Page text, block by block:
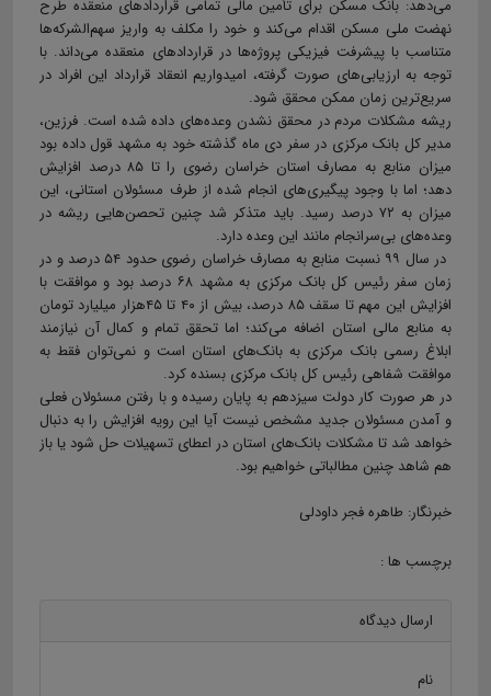
می‌دهد: بانک مسکن برای تأمین مالی تمامی قراردادهای منعقده طرح
نهضت ملی مسکن اقدام می‌کند و خود را مکلف به واریز سهم‌الشرکه‌ها
متناسب با پیشرفت فیزیکی پروژه‌ها در قراردادهای منعقده می‌داند. با
توجه به ارزیابی‌های صورت گرفته، امیدواریم انعقاد قرارداد این افراد در
سریع‌ترین زمان ممکن محقق شود.
ریشه مشکلات مردم در محقق نشدن وعده‌های داده شده است. فرزین،
مدیر کل بانک مرکزی در سفر دی ماه گذشته خود به مشهد قول داده بود
میزان منابع به مصارف استان خراسان رضوی را تا ۸۵ درصد افزایش
دهد؛ اما با وجود پیگیری‌های انجام شده از طرف مسئولان استانی، این
میزان به ۷۲ درصد رسید. باید متذکر شد چنین تحصن‌هایی ریشه در
وعده‌های بی‌سرانجام مانند این وعده دارد.
در سال ۹۹ نسبت منابع به مصارف خراسان رضوی حدود ۵۴ درصد و در
زمان سفر رئیس کل بانک مرکزی به مشهد ۶۸ درصد بود و موافقت با
افزایش این مهم تا سقف ۸۵ درصد، بیش از ۴۰ تا ۴۵هزار میلیارد تومان
به منابع مالی استان اضافه می‌کند؛ اما تحقق تمام و کمال آن نیازمند
ابلاغ رسمی بانک مرکزی به بانک‌های استان است و نمی‌توان فقط به
موافقت شفاهی رئیس کل بانک مرکزی بسنده کرد.
در هر صورت کار دولت سیزدهم به پایان رسیده و با رفتن مسئولان فعلی
و آمدن مسئولان جدید مشخص نیست آیا این رویه افزایش را به دنبال
خواهد شد تا مشکلات بانک‌های استان در اعطای تسهیلات حل شود یا باز
هم شاهد چنین مطالباتی خواهیم بود.
خبرنگار: طاهره فجر داودلی
برچسب ها :
ارسال دیدگاه
نام